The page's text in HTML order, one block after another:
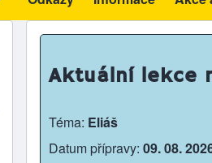
Publikace a pomůcky sub-navigation
Aktuální lekce
Téma: Eliáš
Datum přípravy: 09. 08.